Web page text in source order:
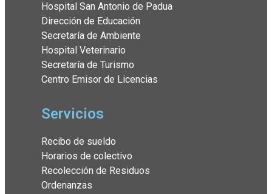
Hospital San Antonio de Padua
Dirección de Educación
Secretaría de Ambiente
Hospital Veterinario
Secretaría de Turismo
Centro Emisor de Licencias
Servicios
Recibo de sueldo
Horarios de colectivo
Recolección de Residuos
Ordenanzas